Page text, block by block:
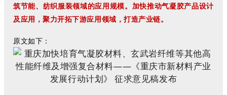
筑节能、纺织服装领域的应用规模。加快推动气凝胶产品设计
及应用，聚力开拓下游应用领域，打造产业链。
原文如下：